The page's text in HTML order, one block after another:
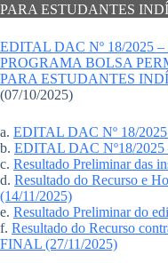
PARA ESTUDANTES
EDITAL DAC Nº 18/2025
PROGRAMA BOLSA
PARA ESTUDANTES
(07/10/2025)
a. EDITAL DAC Nº 18/
b. EDITAL DAC Nº18/2025
c. Resultado Preliminar das
d. Resultado do Recurso e
(14/11/2025)
e. Resultado Preliminar do
f. Resultado do Recurso
FINAL (27/11/2025)